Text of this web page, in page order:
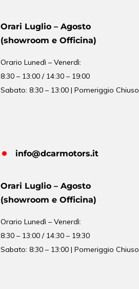
Orari Luglio – Agosto
(showroom e Officina)
OrarioLunedì – Venerdì:
8:30 – 13:00 / 14:30 – 19:00
Sabato: 8:30 – 13:00 | Pomeriggio Chiuso
info@dcarmotors.it
Orari Luglio – Agosto
(showroom e Officina)
OrarioLunedì – Venerdì:
8:30 – 13:00 / 14:30 – 19:30
Sabato: 8:30 – 13:00 | Pomeriggio Chiuso